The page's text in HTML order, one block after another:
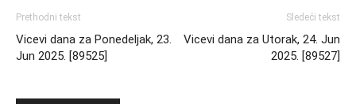
Prethodni tekst
Vicevi dana za Ponedeljak, 23.
Jun 2025. [89525]
Sledeći tekst
Vicevi dana za Utorak, 24. Jun
2025. [89527]